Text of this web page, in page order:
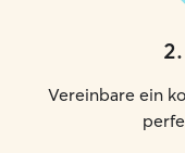
2.
Vereinbare ein